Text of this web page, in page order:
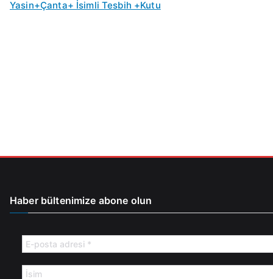
Yasin+Çanta+ İsimli Tesbih +Kutu
Haber bültenimize abone olun